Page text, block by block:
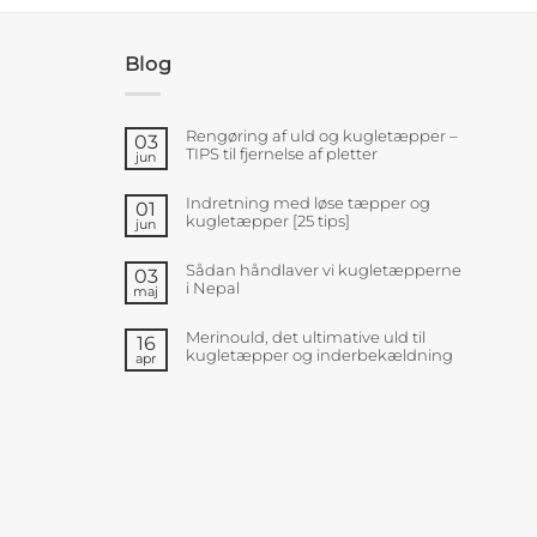
Blog
03
jun
Rengøring af uld og kugletæpper –
TIPS til fjernelse af pletter
01
jun
Indretning med løse tæpper og
kugletæpper [25 tips]
03
maj
Sådan håndlaver vi kugletæpperne
i Nepal
16
apr
Merinould, det ultimative uld til
kugletæpper og inderbekældning